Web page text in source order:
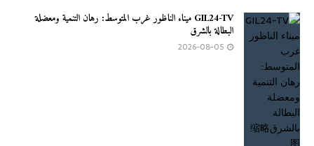
GIL24-TV ميناء الناظور غرب المتوسط: رهان التنمية ومعضلة
البطالة بالشرق
2026-08-05